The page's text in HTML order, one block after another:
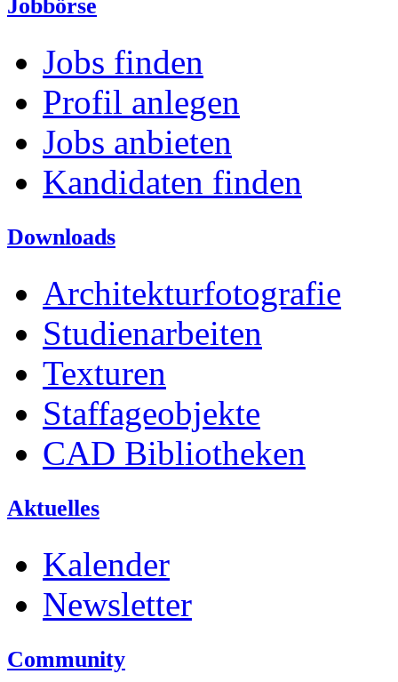
Jobbörse
Jobs finden
Profil anlegen
Jobs anbieten
Kandidaten finden
Downloads
Architekturfotografie
Studienarbeiten
Texturen
Staffageobjekte
CAD Bibliotheken
Aktuelles
Kalender
Newsletter
Community